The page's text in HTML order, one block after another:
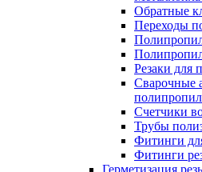
Обратные
Переходы
Резаки для
Сварочные
Счетчики
Трубы
Фитинги
Фитинги
Герметизация